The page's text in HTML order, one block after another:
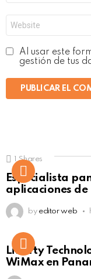
*
Al usar este
gestión de tus
1 Shares
Especialista
aplicaciones
by editor web
Liberty
WiMax en